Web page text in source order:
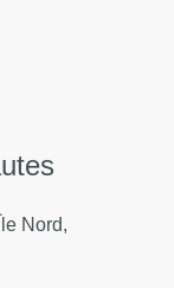
Nord,